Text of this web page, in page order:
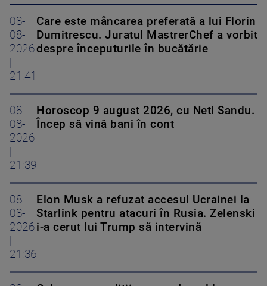
08-
08-
2026
21:41
Care este mâncarea preferată a lui Florin
Dumitrescu. Juratul MastrerChef a vorbit
despre începuturile în bucătărie
08-
08-
2026
21:39
Horoscop 9 august 2026, cu Neti Sandu.
Încep să vină bani în cont
08-
08-
2026
21:36
Elon Musk a refuzat accesul Ucrainei la
Starlink pentru atacuri în Rusia. Zelenski
i-a cerut lui Trump să intervină